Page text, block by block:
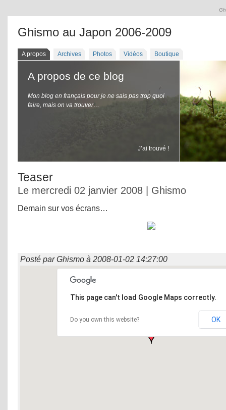
Ghismo au Japon 2006-2009
A propos Archives Photos Vidéos Boutique
A propos de ce blog
Mon blog en français pour je ne sais pas trop quoi
faire, mais on va trouver…
J’ai trouvé !
Teaser
Le mercredi 02 janvier 2008 | Ghismo
Demain sur vos écrans…
Posté parGhismo à 2008-01-02 14:27:00
This page can't load Google Maps correctly.
Do you own this website? OK